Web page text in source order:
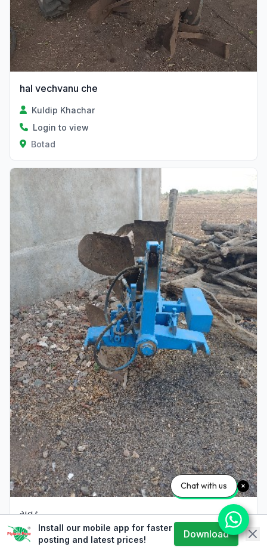
hal vechvanu che
Kuldip Khachar
Login to view
Botad
સવડુ
Paresh Bhai Hardas Bhai Panchani
Install our mobile app for faster
posting and latest prices!
Download
Chat with us